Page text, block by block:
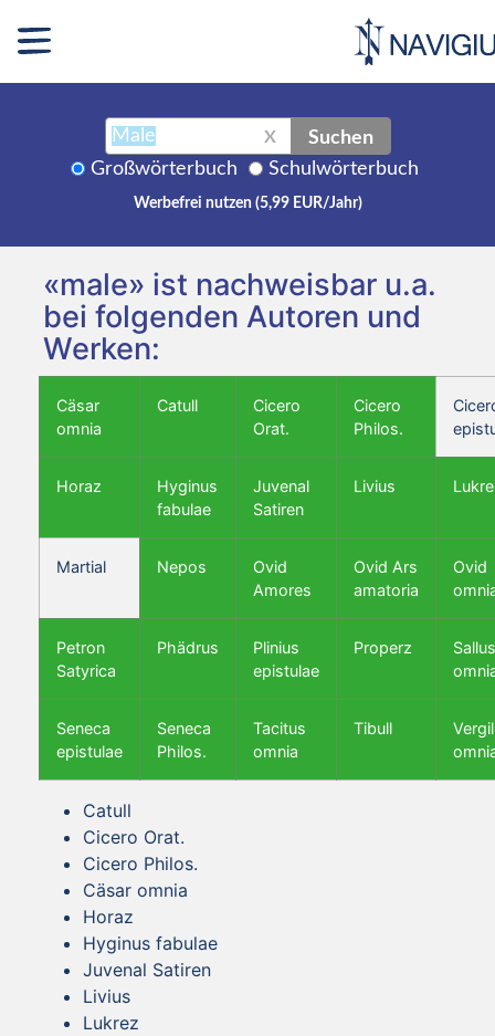
X Suchen
Großwörterbuch Schulwörterbuch
Werbefrei nutzen (5,99 EUR/Jahr)
«male» ist nachweisbar u.a.
bei folgenden Autoren und
Werken:
Cäsar
omnia
Catull
Cicero
Orat.
Cicero
Philos.
Horaz
Hyginus
fabulae
Juvenal
Satiren
Livius
Martial Nepos
Ovid
Amores
Ovid Ars
amatoria
Ovid
Petron
Satyrica
Phädrus
Plinius
epistulae
Properz
Seneca
epistulae
Seneca
Philos.
Tacitus
omnia
Tibull
Vergil
Catull
Cicero Orat.
Cicero Philos.
Cäsar omnia
Horaz
Hyginus fabulae
Juvenal Satiren
Livius
Lukrez